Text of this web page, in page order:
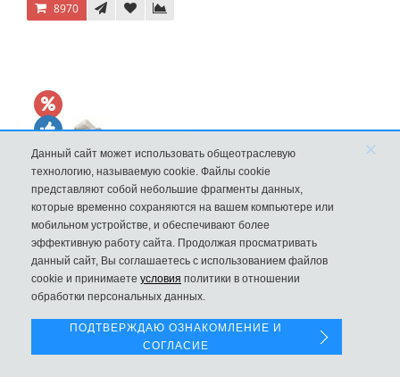
8970
New Balance 530 Custom Retro Cream Grey
9970
Данный сайт может использовать общеотраслевую
технологию, называемую cookie. Файлы cookie
представляют собой небольшие фрагменты данных,
которые временно сохраняются на вашем компьютере или
мобильном устройстве, и обеспечивают более
эффективную работу сайта. Продолжая просматривать
данный сайт, Вы соглашаетесь с использованием файлов
cookie и принимаете условия политики в отношении
обработки персональных данных.
×
ПОДТВЕРЖДАЮ ОЗНАКОМЛЕНИЕ И
СОГЛАСИЕ